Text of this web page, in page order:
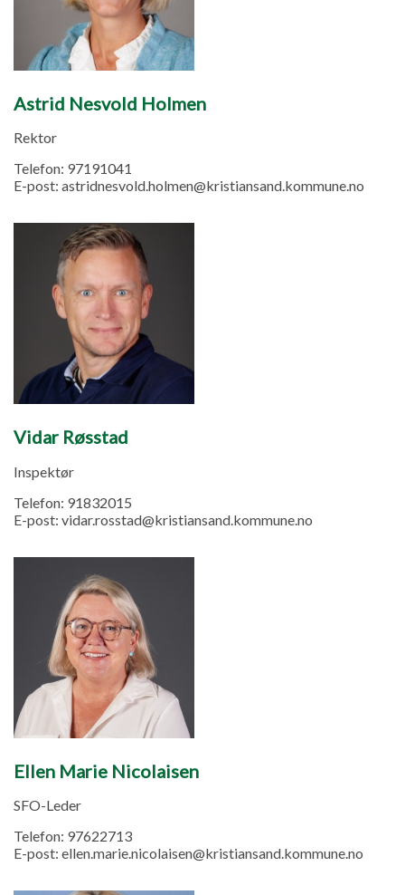
Astrid Nesvold Holmen
Rektor
Telefon: 97191041
E-post: astridnesvold.holmen@kristiansand.kommune.no
Vidar Røsstad
Inspektør
Telefon: 91832015
E-post: vidar.rosstad@kristiansand.kommune.no
Ellen Marie Nicolaisen
SFO-Leder
Telefon: 97622713
E-post: ellen.marie.nicolaisen@kristiansand.kommune.no